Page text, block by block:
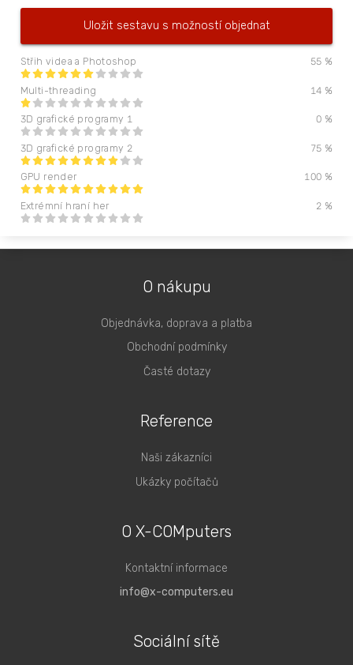
Uložit sestavu s možností objednat
Střih videa a Photoshop 55 %
Multi-threading 14 %
3D grafické programy 1 0 %
3D grafické programy 2 75 %
GPU render 100 %
Extrémní hraní her 2 %
O nákupu
Objednávka, doprava a platba
Obchodní podmínky
Časté dotazy
Reference
Naši zákazníci
Ukázky počítačů
O X-COMputers
Kontaktní informace
info@x-computers.eu
Sociální sítě